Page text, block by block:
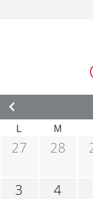
L M
27 28
3 4